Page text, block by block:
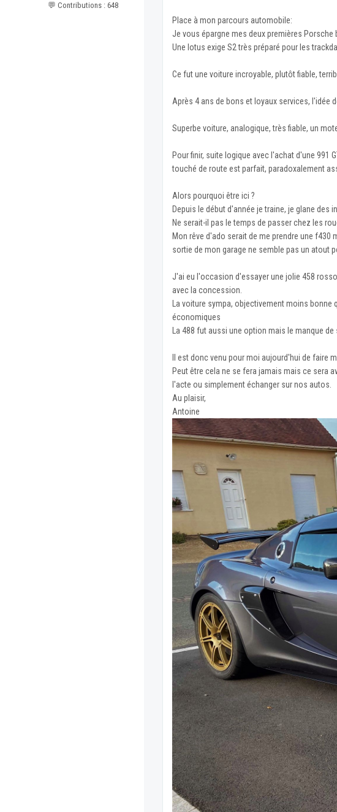
💬 Contributions : 648
Place à mon parcours automobile:
Je vous épargne mes deux premières
Une lotus exige S2 très préparé pour les
Ce fut une voiture incroyable, plutôt fiable,
Après 4 ans de bons et loyaux services, l'idée
Superbe voiture, analogique, très fiable, un
Pour finir, suite logique avec l'achat d'une 991
touché de route est parfait, paradoxalement
Alors pourquoi être ici ?
Depuis le début d'année je traine, je glane des
Ne serait-il pas le temps de passer chez les
Mon rêve d'ado serait de me prendre une f430
sortie de mon garage ne semble pas un atout
J'ai eu l'occasion d'essayer une jolie 458
avec la concession.
La voiture sympa, objectivement moins
économiques
La 488 fut aussi une option mais le manque
Il est donc venu pour moi aujourd'hui de faire
Peut être cela ne se fera jamais mais ce sera
l'acte ou simplement échanger sur nos autos.
Au plaisir,
Antoine